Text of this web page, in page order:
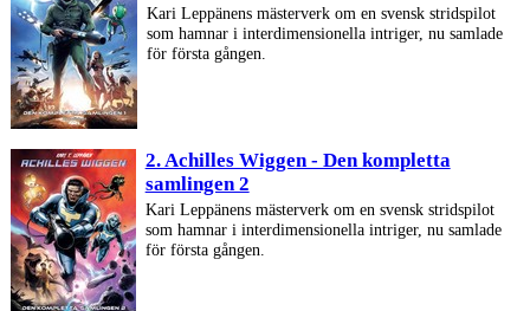
Kari Leppänens mästerverk om en svensk stridspilot
som hamnar i interdimensionella intriger, nu samlade
för första gången.
2. Achilles Wiggen - Den kompletta
samlingen 2
Kari Leppänens mästerverk om en svensk stridspilot
som hamnar i interdimensionella intriger, nu samlade
för första gången.